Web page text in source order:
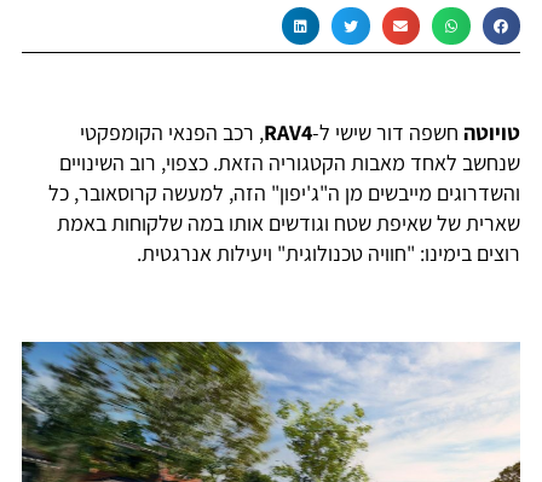
טויוטה חשפה דור שישי ל-RAV4, רכב הפנאי הקומפקטי
שנחשב לאחד מאבות הקטגוריה הזאת. כצפוי, רוב השינויים
והשדרוגים מייבשים מן ה"ג'יפון" הזה, למעשה קרוסאובר, כל
שארית של שאיפת שטח וגודשים אותו במה שלקוחות באמת
רוצים בימינו: "חוויה טכנולוגית" ויעילות אנרגטית.